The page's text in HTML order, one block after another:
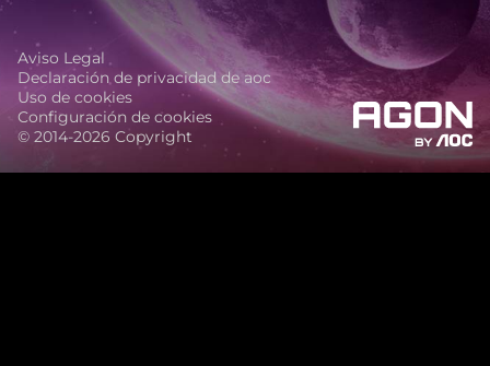
© 2014-2026 Copyright
Aviso Legal
Declaración de privacidad de aoc
Uso de cookies
Configuración de cookies
agon